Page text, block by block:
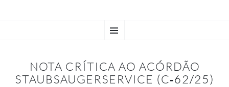
TO
NOTA CRÍTICA AO ACÓRDÃO
STAUBSAUGERSERVICE (C‑62/25)